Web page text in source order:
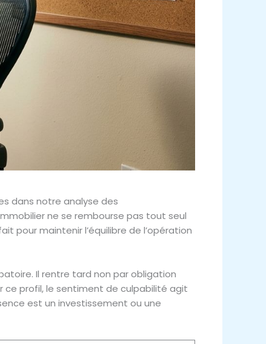
dans notre analyse des
ne se rembourse pas tout seul
pour maintenir l’équilibre de l’opération
Il rentre tard non par obligation
ce profil, le sentiment de culpabilité agit
est un investissement ou une